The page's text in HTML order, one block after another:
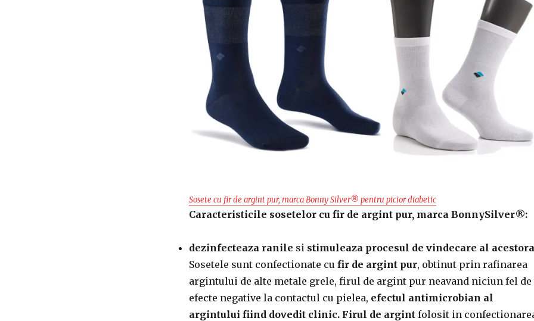
Sosete cu fir de argint pur, marca Bonny Silver® pentru picior diabetic
Caracteristicile sosetelor cu fir de argint pur, marca BonnySilver®:
dezinfecteaza ranile si stimuleaza procesul de vindecare al acestora
Sosetele sunt confectionate cu fir de argint pur, obtinut prin rafinarea
argintului de alte metale grele, firul de argint pur neavand niciun fel de
efecte negative la contactul cu pielea, efectul antimicrobian al
argintului fiind dovedit clinic. Firul de argintfolosit in